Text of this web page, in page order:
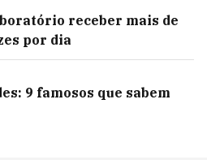
receber mais de
por dia
9 famosos que sabem